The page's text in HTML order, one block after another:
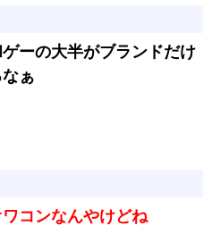
ーの大半がブランドだけ
ぁ
コンなんやけどね